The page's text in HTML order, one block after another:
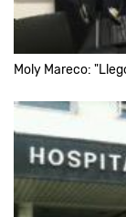
Moly Mareco: